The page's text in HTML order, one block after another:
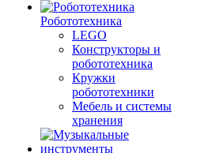
Робототехника
LEGO
Конструкторы и
робототехника
Кружки
робототехники
Мебель и системы
хранения